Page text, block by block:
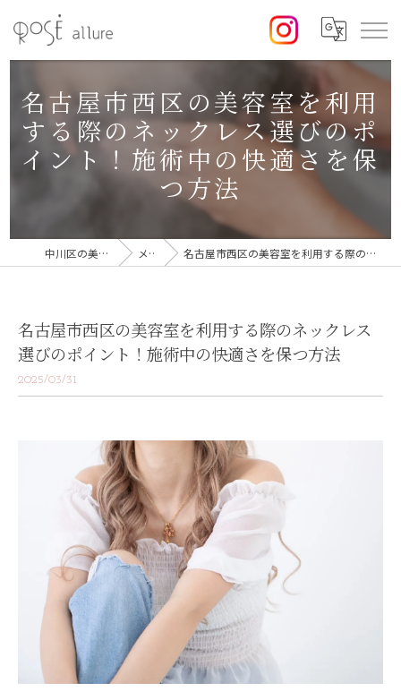
名古屋市西区の美容室を利用
する際のネックレス選びのポ
イント！施術中の快適さを保
つ方法
中川区の美容室なら美容室ロゼ メディア 名古屋市西区の美容室を利用する際のネックレス選びのポイント！施術中の快適さを保つ方法
名古屋市西区の美容室を利用する際のネックレス
選びのポイント！施術中の快適さを保つ方法
2025/03/31